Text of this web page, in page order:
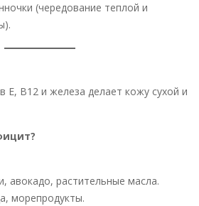
(чередование теплой и
E, B12 и железа делает кожу сухой и
авокадо, растительные масла.
морепродукты.